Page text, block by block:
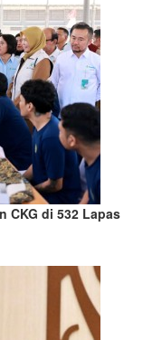
CKG di 532 Lapas